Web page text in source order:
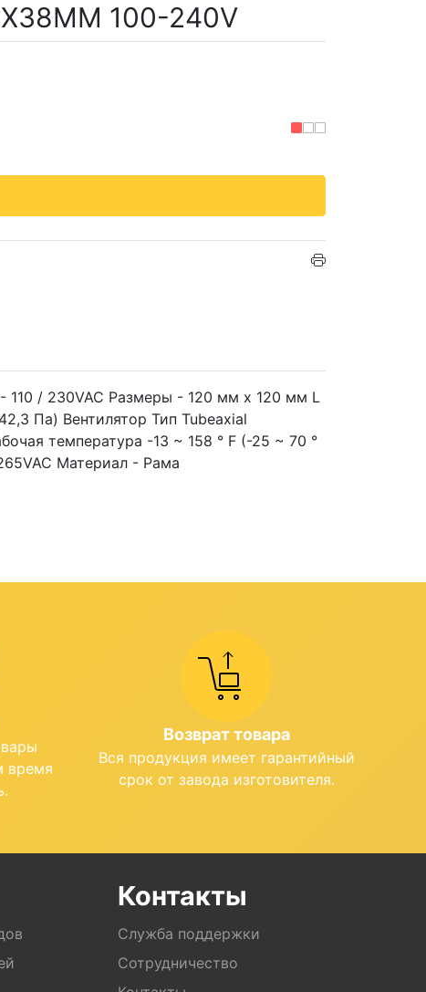
100-240V
110 / 230VAC Размеры - 120 мм х 120 мм L
Па) Вентилятор Тип Tubeaxial
температура -13 ~ 158 ° F (-25 ~ 70 °
Материал - Рама
время
Возврат товара
Вся продукция имеет гарантийный
срок от завода изготовителя.
Контакты
Служба поддержки
Сотрудничество